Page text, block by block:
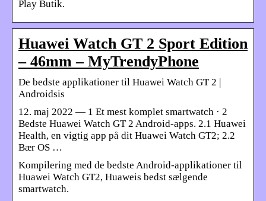
Play Butik.
Huawei Watch GT 2 Sport Edition
– 46mm – MyTrendyPhone
De bedste applikationer til Huawei Watch GT 2 |
Androidsis
12. maj 2022 — 1 Et mest komplet smartwatch · 2
Bedste Huawei Watch GT 2 Android-apps. 2.1 Huawei
Health, en vigtig app på dit Huawei Watch GT2; 2.2
Bær OS …
Kompilering med de bedste Android-applikationer til
Huawei Watch GT2, Huaweis bedst sælgende
smartwatch.